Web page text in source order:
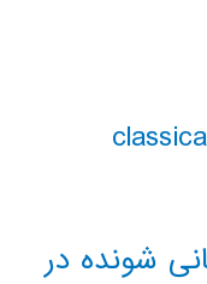
شونده در